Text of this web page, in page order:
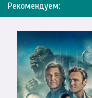
Рекомендуем: